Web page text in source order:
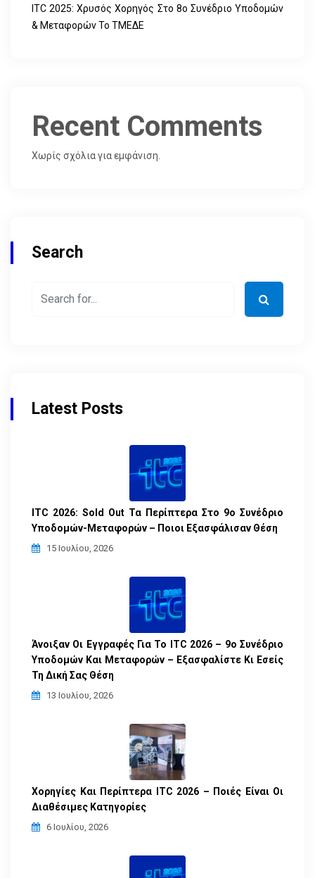
ITC 2025: Χρυσός Χορηγός Στο 8ο Συνέδριο Υποδομών
& Μεταφορών Το ΤΜΕΔΕ
Recent Comments
Χωρίς σχόλια για εμφάνιση.
Search
Latest Posts
ITC 2026: Sold Out Τα Περίπτερα Στο 9ο Συνέδριο
Υποδομών-Μεταφορών – Ποιοι Εξασφάλισαν Θέση
15 Ιουλίου, 2026
Άνοιξαν Οι Εγγραφές Για Το ITC 2026 – 9ο Συνέδριο
Υποδομών Και Μεταφορών – Εξασφαλίστε Κι Εσείς
Τη Δική Σας Θέση
13 Ιουλίου, 2026
Χορηγίες Και Περίπτερα ITC 2026 – Ποιές Είναι Οι
Διαθέσιμες Κατηγορίες
6 Ιουλίου, 2026